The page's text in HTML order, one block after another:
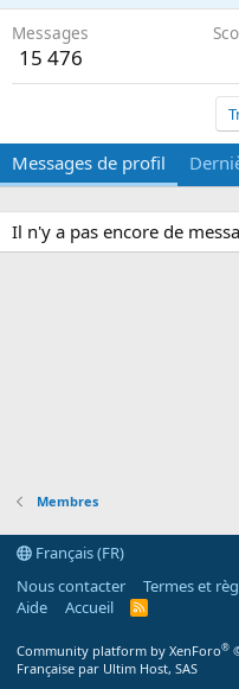
Messages
15 476
Messages de profil
Il n'y a pas encore de
Membres
Français (FR)
Nous contacter
Termes et
Aide
Accueil
R
Community platform by XenForo®
Française par Ultim Host, SAS